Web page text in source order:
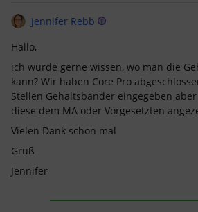
Jennifer Rebb
Hallo,
ich würde gerne wissen, wo man die
kann? Wir haben Core Pro
Stellen Gehaltsbänder eingegeben
diese dem MA oder Vorgesetzten
Vielen Dank schon mal
Gruß
Jennifer